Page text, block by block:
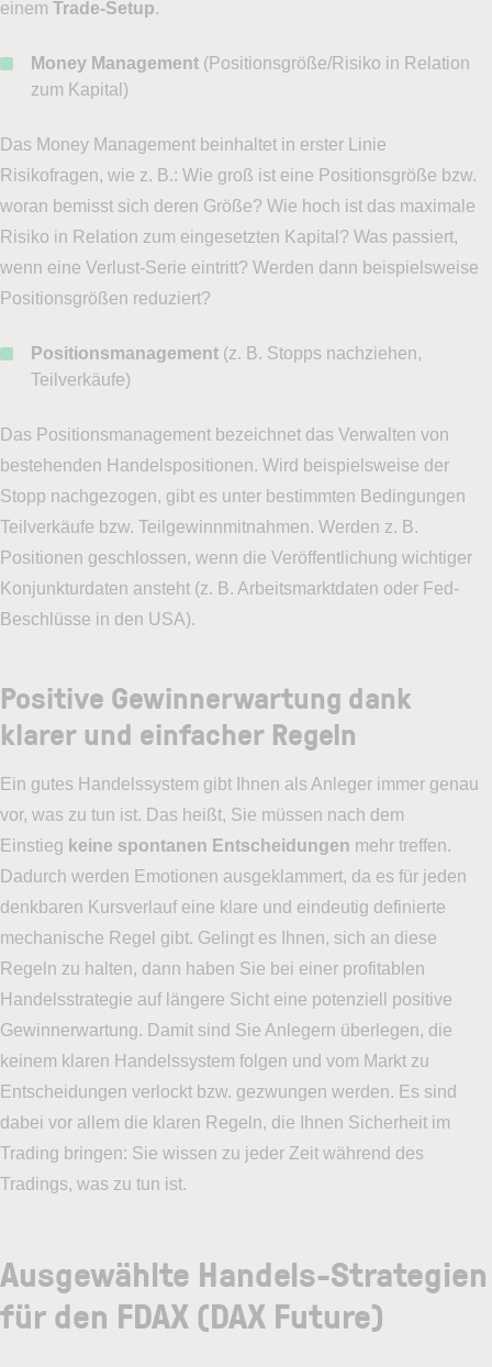
einem Trade-Setup.
Money Management (Positionsgröße/Risiko in Relation
zum Kapital)
Das Money Management beinhaltet in erster Linie
Risikofragen, wie z. B.: Wie groß ist eine Positionsgröße bzw.
woran bemisst sich deren Größe? Wie hoch ist das maximale
Risiko in Relation zum eingesetzten Kapital? Was passiert,
wenn eine Verlust-Serie eintritt? Werden dann beispielsweise
Positionsgrößen reduziert?
Positionsmanagement (z. B. Stopps nachziehen,
Teilverkäufe)
Das Positionsmanagement bezeichnet das Verwalten von
bestehenden Handelspositionen. Wird beispielsweise der
Stopp nachgezogen, gibt es unter bestimmten Bedingungen
Teilverkäufe bzw. Teilgewinnmitnahmen. Werden z. B.
Positionen geschlossen, wenn die Veröffentlichung wichtiger
Konjunkturdaten ansteht (z. B. Arbeitsmarktdaten oder Fed-
Beschlüsse in den USA).
Positive Gewinnerwartung dank
klarer und einfacher Regeln
Ein gutes Handelssystem gibt Ihnen als Anleger immer genau
vor, was zu tun ist. Das heißt, Sie müssen nach dem
Einstieg keine spontanen Entscheidungen mehr treffen.
Dadurch werden Emotionen ausgeklammert, da es für jeden
denkbaren Kursverlauf eine klare und eindeutig definierte
mechanische Regel gibt. Gelingt es Ihnen, sich an diese
Regeln zu halten, dann haben Sie bei einer profitablen
Handelsstrategie auf längere Sicht eine potenziell positive
Gewinnerwartung. Damit sind Sie Anlegern überlegen, die
keinem klaren Handelssystem folgen und vom Markt zu
Entscheidungen verlockt bzw. gezwungen werden. Es sind
dabei vor allem die klaren Regeln, die Ihnen Sicherheit im
Trading bringen: Sie wissen zu jeder Zeit während des
Tradings, was zu tun ist.
Ausgewählte Handels-Strategien
für den FDAX (DAX Future)